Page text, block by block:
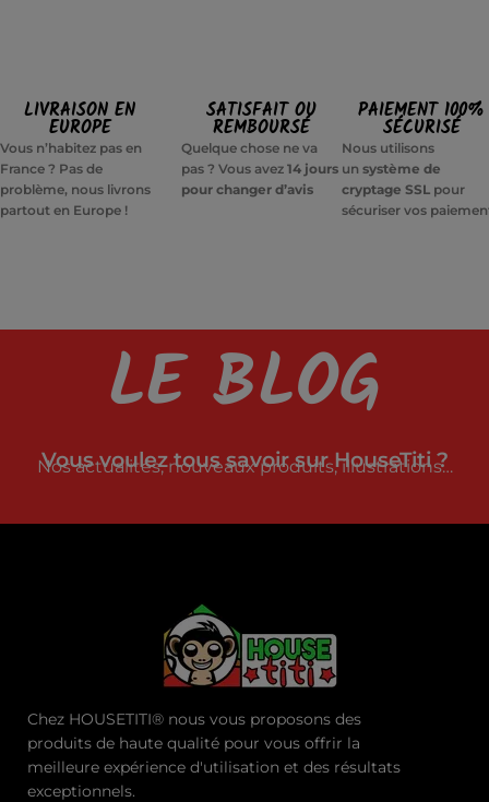
LIVRAISON EN
EUROPE
Vous n’habitez pas en
France ? Pas de
problème, nous livrons
partout en Europe !
SATISFAIT OU
REMBOURSÉ
Quelque chose ne va
pas ? Vous avez14 jours
pour changer d’avis
PAIEMENT 100%
SÉCURISÉ
Nous utilisons
un système de
cryptage SSLpour
sécuriser vos
LE BLOG
Vous voulez tous savoir sur HouseTiti ?
Nos actualités, nouveaux produits, illustrations…
Chez HOUSETITI® nous vous proposons des
produits de haute qualité pour vous offrir la
meilleure expérience d'utilisation et des résultats
exceptionnels.